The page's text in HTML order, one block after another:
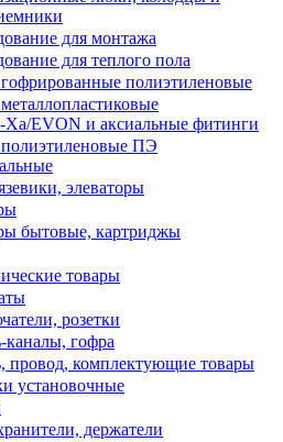
для монтажа
для теплого пола
полиэтиленовые
Xa/EVON и аксиальные фитинги
ПЭ
элеваторы
бытовые, картриджы
товары
розетки
каналы, гофра
провод, комплектующие товары
установочные
держатели